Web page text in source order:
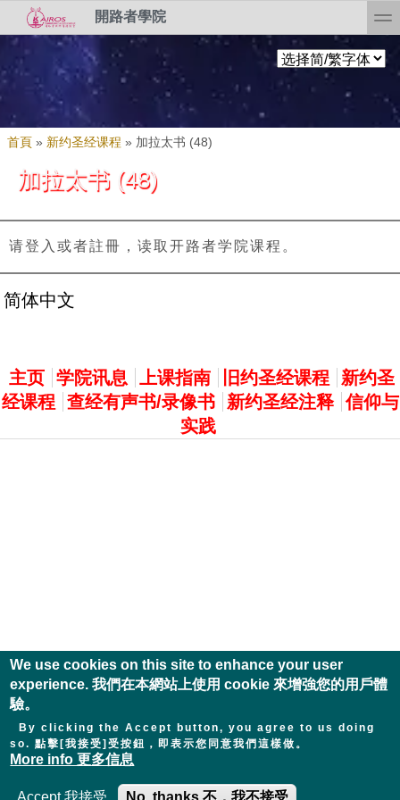
移至主內容
Skip to search
開路者學院
您在這裡
首頁 » 新约圣经课程 » 加拉太书 (48)
加拉太书 (48)
请登入或者註冊，读取开路者学院课程。
简体中文
主選單
主页 学院讯息 上课指南 旧约圣经课程 新约圣
经课程
查经有声书/录像书 新约圣经注释 信仰与
实践
We use cookies on this site to enhance your user
experience. 我們在本網站上使用 cookie 來增強您的用戶體
驗。
By clicking the Accept button, you agree to us doing
so. 點擊[我接受]受按鈕，即表示您同意我們這樣做。
More info 更多信息
Accept 我接受 No, thanks 不，我不接受